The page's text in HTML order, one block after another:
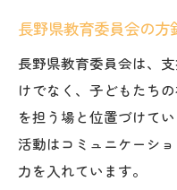
知っておきたい支
長野県にお
支援級活動で
特別支援学校
支援級活動で
長野県教育委員会の方
長野県教育委員会は、
けでなく、子どもたち
を担う場と位置づけて
活動はコミュニケーシ
力を入れています。